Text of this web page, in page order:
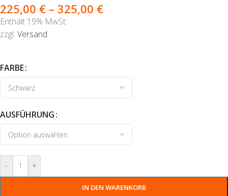
225,00 € – 325,00 €
Enthält 19% MwSt.
zzgl. Versand
FARBE
AUSFÜHRUNG
- +
IN DEN WARENKORB